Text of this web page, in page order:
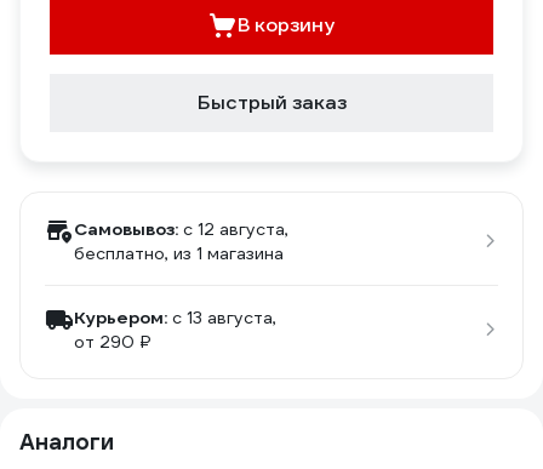
В корзину
Быстрый заказ
Самовывоз: c 12 августа,
бесплатно, из 1 магазина
Курьером: c 13 августа,
от 290 ₽
Аналоги